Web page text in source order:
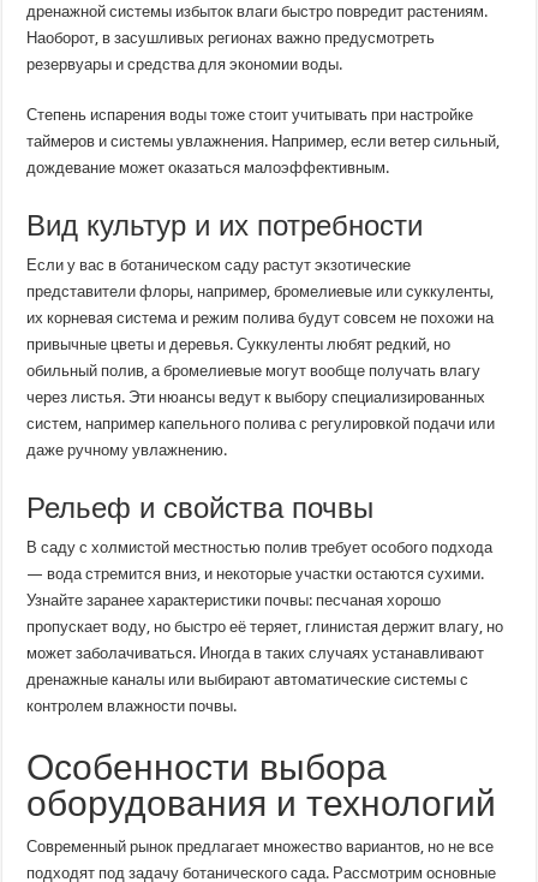
дренажной системы избыток влаги быстро повредит растениям.
Наоборот, в засушливых регионах важно предусмотреть
резервуары и средства для экономии воды.
Степень испарения воды тоже стоит учитывать при настройке
таймеров и системы увлажнения. Например, если ветер сильный,
дождевание может оказаться малоэффективным.
Вид культур и их потребности
Если у вас в ботаническом саду растут экзотические
представители флоры, например, бромелиевые или суккуленты,
их корневая система и режим полива будут совсем не похожи на
привычные цветы и деревья. Суккуленты любят редкий, но
обильный полив, а бромелиевые могут вообще получать влагу
через листья. Эти нюансы ведут к выбору специализированных
систем, например капельного полива с регулировкой подачи или
даже ручному увлажнению.
Рельеф и свойства почвы
В саду с холмистой местностью полив требует особого подхода
— вода стремится вниз, и некоторые участки остаются сухими.
Узнайте заранее характеристики почвы: песчаная хорошо
пропускает воду, но быстро её теряет, глинистая держит влагу, но
может заболачиваться. Иногда в таких случаях устанавливают
дренажные каналы или выбирают автоматические системы с
контролем влажности почвы.
Особенности выбора
оборудования и технологий
Современный рынок предлагает множество вариантов, но не все
подходят под задачу ботанического сада. Рассмотрим основные